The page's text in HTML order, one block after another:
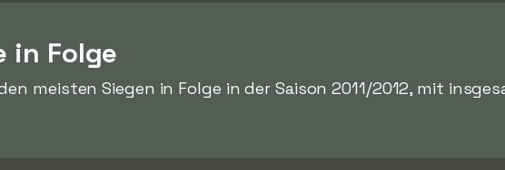
in Folge
meisten Siegen in Folge in der Saison 2011/2012, mit